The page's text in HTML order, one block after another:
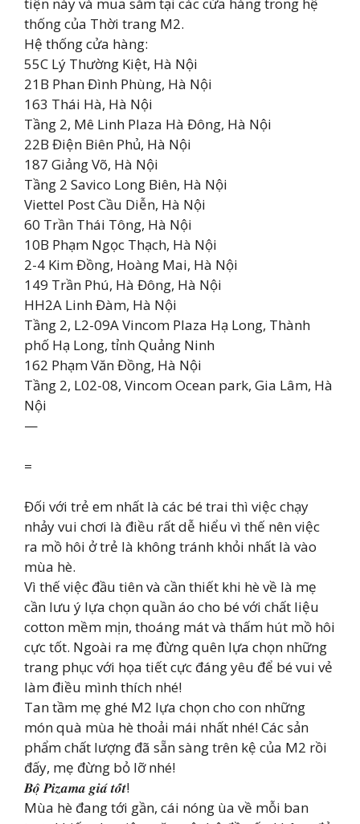
thống của Thời trang M2.
Hệ thống cửa hàng:
55C Lý Thường Kiệt, Hà Nội
21B Phan Đình Phùng, Hà Nội
163 Thái Hà, Hà Nội
Tầng 2, Mê Linh Plaza Hà Đông, Hà Nội
22B Điện Biên Phủ, Hà Nội
187 Giảng Võ, Hà Nội
Tầng 2 Savico Long Biên, Hà Nội
Viettel Post Cầu Diễn, Hà Nội
60 Trần Thái Tông, Hà Nội
10B Phạm Ngọc Thạch, Hà Nội
2-4 Kim Đồng, Hoàng Mai, Hà Nội
149 Trần Phú, Hà Đông, Hà Nội
HH2A Linh Đàm, Hà Nội
Tầng 2, L2-09A Vincom Plaza Hạ Long, Thành
phố Hạ Long, tỉnh Quảng Ninh
162 Phạm Văn Đồng, Hà Nội
Tầng 2, L02-08, Vincom Ocean park, Gia Lâm, Hà
Nội
—
=
Đối với trẻ em nhất là các bé trai thì việc chạy
nhảy vui chơi là điều rất dễ hiểu vì thế nên việc
ra mồ hôi ở trẻ là không tránh khỏi nhất là vào
mùa hè.
Vì thế việc đầu tiên và cần thiết khi hè về là mẹ
cần lưu ý lựa chọn quần áo cho bé với chất liệu
cotton mềm mịn, thoáng mát và thấm hút mồ hôi
cực tốt. Ngoài ra mẹ đừng quên lựa chọn những
trang phục với họa tiết cực đáng yêu để bé vui vẻ
làm điều mình thích nhé!
Tan tầm mẹ ghé M2 lựa chọn cho con những
món quà mùa hè thoải mái nhất nhé! Các sản
phẩm chất lượng đã sẵn sàng trên kệ của M2 rồi
đấy, mẹ đừng bỏ lỡ nhé!
𝑩𝒐̣̂ 𝑷𝒊𝒛𝒂𝒎𝒂 𝒈𝒊𝒂́ 𝒕𝒐̂́𝒕!
Mùa hè đang tới gần, cái nóng ùa về mỗi ban